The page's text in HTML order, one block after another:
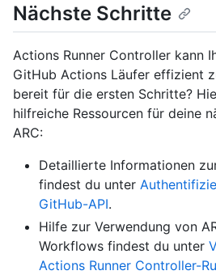
Nächste Schritte
Actions Runner Controller kann
GitHub Actions Läufer effizient
bereit für die ersten Schritte?
hilfreiche Ressourcen für deine
ARC:
Detaillierte Informationen
findest du unter
GitHub-API.
Hilfe zur Verwendung von
Workflows findest du unter
Actions Runner Controller-